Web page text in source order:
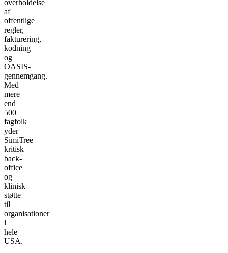
overholdelse
af
offentlige
regler,
fakturering,
kodning
og
OASIS-
gennemgang.
Med
mere
end
500
fagfolk
yder
SimiTree
kritisk
back-
office
og
klinisk
støtte
til
organisationer
i
hele
USA.